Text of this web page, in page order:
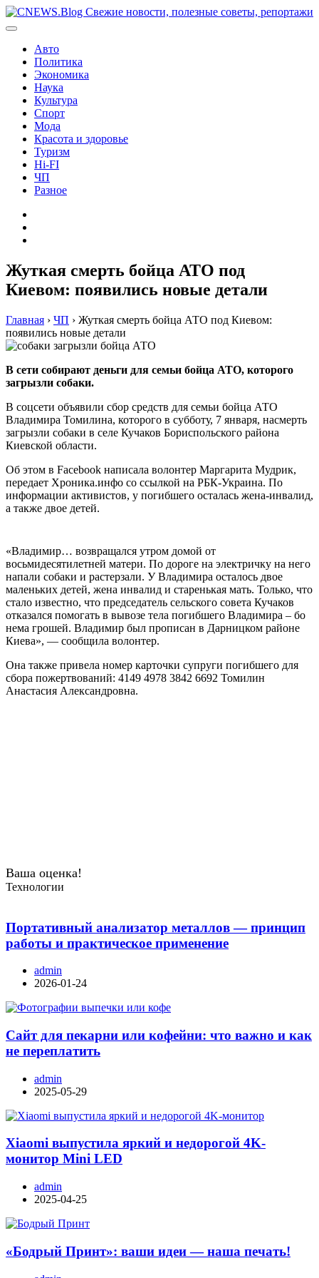
Перейти
к
Авто
Политика
Экономика
Наука
Культура
Спорт
Мода
Красота и здоровье
Туризм
Hi-FI
ЧП
Разное
Жуткая смерть бойца АТО под
Киевом: появились новые детали
Главная › ЧП › Жуткая смерть бойца АТО под Киевом:
появились новые детали
В сети собирают деньги для семьи бойца АТО, которого
загрызли собаки.
В соцсети объявили сбор средств для семьи бойца АТО
Владимира Томилина, которого в субботу, 7 января, насмерть
загрызли собаки в селе Кучаков Бориспольского района
Киевской области.
Об этом в Facebook написала волонтер Маргарита Мудрик,
передает Хроника.инфо со ссылкой на РБК-Украина. По
информации активистов, у погибшего осталась жена-инвалид,
а также двое детей.
«Владимир… возвращался утром домой от
восьмидесятилетней матери. По дороге на электричку на него
напали собаки и растерзали. У Владимира осталось двое
маленьких детей, жена инвалид и старенькая мать. Только, что
стало известно, что председатель сельского совета Кучаков
отказался помогать в вывозе тела погибшего Владимира – бо
нема грошей. Владимир был прописан в Дарницком районе
Киева», — сообщила волонтер.
Она также привела номер карточки супруги погибшего для
сбора пожертвований: 4149 4978 3842 6692 Томилин
Анастасия Александровна.
Ваша оценка!
Технологии
Портативный анализатор металлов — принцип
работы и практическое применение
admin
2026-01-24
Сайт для пекарни или кофейни: что важно и как
не переплатить
admin
2025-05-29
Xiaomi выпустила яркий и недорогой 4K-
монитор Mini LED
admin
2025-04-25
«Бодрый Принт»: ваши идеи — наша печать!